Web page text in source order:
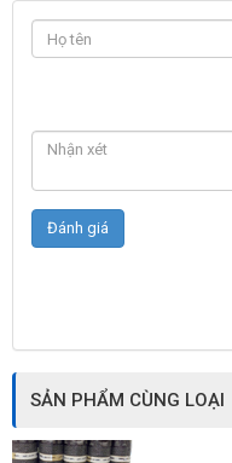
SẢN PHẨM CÙNG LOẠI